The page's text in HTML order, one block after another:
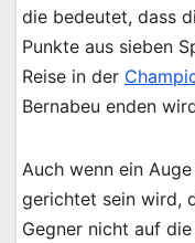
die bedeutet, dass
Punkte aus sieben
Reise in der
Bernabeu enden
Auch wenn ein
gerichtet sein wird,
Gegner nicht auf